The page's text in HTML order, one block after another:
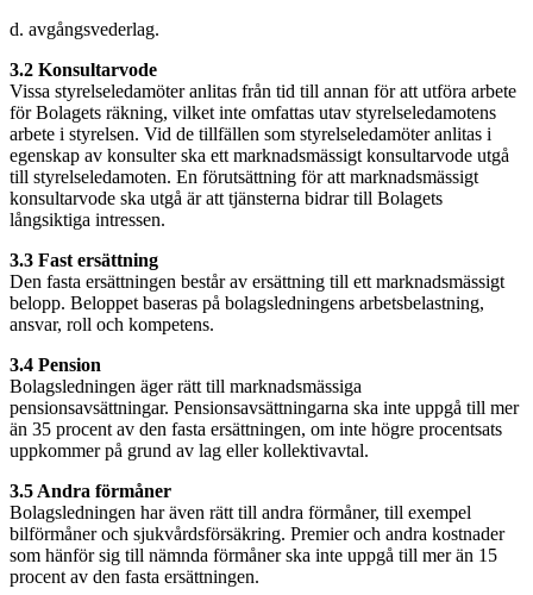
d. avgångsvederlag.
3.2 Konsultarvode
Vissa styrelseledamöter anlitas från tid till annan för att utföra arbete
för Bolagets räkning, vilket inte omfattas utav styrelseledamotens
arbete i styrelsen. Vid de tillfällen som styrelseledamöter anlitas i
egenskap av konsulter ska ett marknadsmässigt konsultarvode utgå
till styrelseledamoten. En förutsättning för att marknadsmässigt
konsultarvode ska utgå är att tjänsterna bidrar till Bolagets
långsiktiga intressen.
3.3 Fast ersättning
Den fasta ersättningen består av ersättning till ett marknadsmässigt
belopp. Beloppet baseras på bolagsledningens arbetsbelastning,
ansvar, roll och kompetens.
3.4 Pension
Bolagsledningen äger rätt till marknadsmässiga
pensionsavsättningar. Pensionsavsättningarna ska inte uppgå till mer
än 35 procent av den fasta ersättningen, om inte högre procentsats
uppkommer på grund av lag eller kollektivavtal.
3.5 Andra förmåner
Bolagsledningen har även rätt till andra förmåner, till exempel
bilförmåner och sjukvårdsförsäkring. Premier och andra kostnader
som hänför sig till nämnda förmåner ska inte uppgå till mer än 15
procent av den fasta ersättningen.